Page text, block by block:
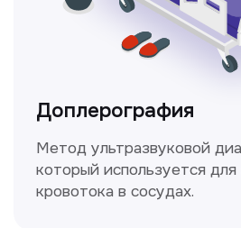
Это диагностика, рекомендации
и индивидуальный план лечения
от наших опытных специалистов для